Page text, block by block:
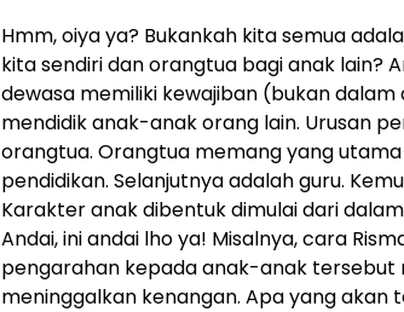
Hmm, oiya ya? Bukankah kita semua
kita sendiri dan orangtua bagi anak lain?
dewasa memiliki kewajiban (bukan
mendidik anak-anak orang lain. Urusan
orangtua. Orangtua memang yang
pendidikan. Selanjutnya adalah guru.
Karakter anak dibentuk dimulai dari
Andai, ini andai lho ya! Misalnya, cara
pengarahan kepada anak-anak tersebut
meninggalkan kenangan. Apa yang akan